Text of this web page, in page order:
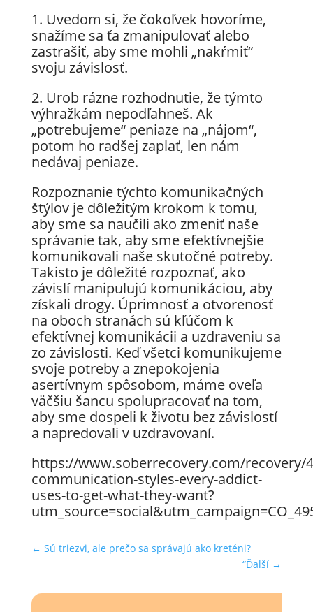
1. Uvedom si, že čokoľvek hovoríme,
snažíme sa ťa zmanipulovať alebo
zastrašiť, aby sme mohli „nakŕmiť“
svoju závislosť.
2. Urob rázne rozhodnutie, že týmto
výhražkám nepodľahneš. Ak
„potrebujeme“ peniaze na „nájom“,
potom ho radšej zaplať, len nám
nedávaj peniaze.
Rozpoznanie týchto komunikačných
štýlov je dôležitým krokom k tomu,
aby sme sa naučili ako zmeniť naše
správanie tak, aby sme efektívnejšie
komunikovali naše skutočné potreby.
Takisto je dôležité rozpoznať, ako
závislí manipulujú komunikáciou, aby
získali drogy. Úprimnosť a otvorenosť
na oboch stranách sú kľúčom k
efektívnej komunikácii a uzdraveniu sa
zo závislosti. Keď všetci komunikujeme
svoje potreby a znepokojenia
asertívnym spôsobom, máme oveľa
väčšiu šancu spolupracovať na tom,
aby sme dospeli k životu bez závislostí
a napredovali v uzdravovaní.
https://www.soberrecovery.com/recovery/
communication-styles-every-addict-
uses-to-get-what-they-want?
← Sú triezvi, ale prečo sa správajú ako kreténi?
“Ďalší →